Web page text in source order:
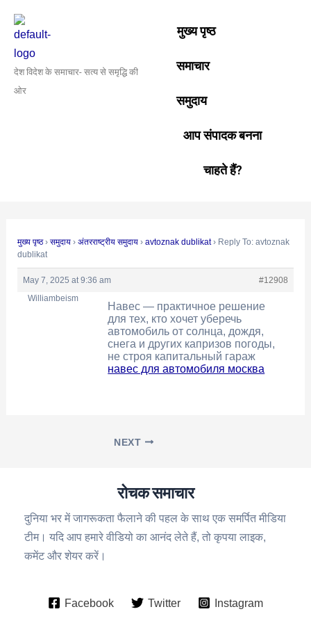
content
देश विदेश के समाचार- सत्य से समृद्धि की
ओर
मुख्य पृष्ठ
समाचार
समुदाय
आप संपादक बनना
चाहते हैं?
मुख्य पृष्ठ › समुदाय › अंतरराष्ट्रीय समुदाय › avtoznak dublikat › Reply To: avtoznak
dublikat
May 7, 2025 at 9:36 am
#12908
Williambeism
Навес — практичное решение
для тех, кто хочет уберечь
автомобиль от солнца, дождя,
снега и других капризов погоды,
не строя капитальный гараж
навес для автомобиля москва
navigation
NEXT
रोचक समाचार
दुनिया भर में जागरूकता फैलाने की पहल के साथ एक समर्पित मीडिया
टीम। यदि आप हमारे वीडियो का आनंद लेते हैं, तो कृपया लाइक,
कमेंट और शेयर करें।
Facebook Twitter Instagram